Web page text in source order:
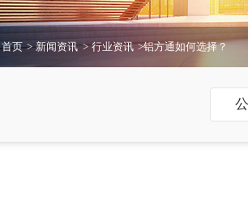
首页 > 新闻资讯 > 行业资讯 >铝方通如何选择？